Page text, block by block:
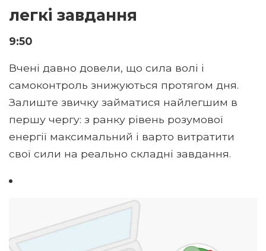
легкі завдання
9:50
Вчені давно довели, що сила волі і
самоконтроль знижуються протягом дня.
Залиште звичку займатися найлегшим в
першу чергу: з ранку рівень розумової
енергії максимальний і варто витратити
свої сили на реально складні завдання.